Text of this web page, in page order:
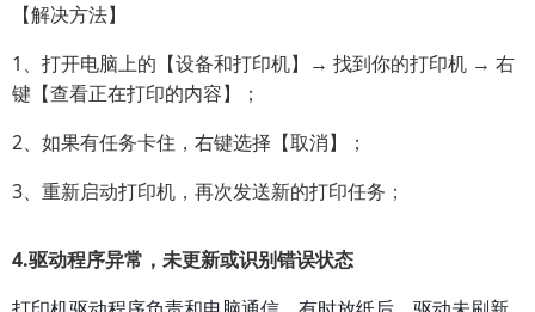
【解决方法】
1、打开电脑上的【设备和打印机】→ 找到你的打印机 → 右
键【查看正在打印的内容】；
2、如果有任务卡住，右键选择【取消】；
3、重新启动打印机，再次发送新的打印任务；
4.驱动程序异常，未更新或识别错误状态